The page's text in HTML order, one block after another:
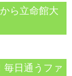
ら立命館大
毎日通うファ